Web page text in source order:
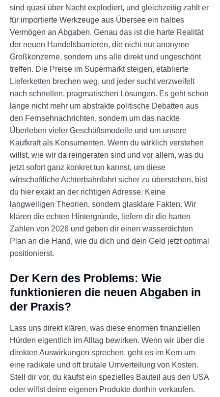
sind quasi über Nacht explodiert, und gleichzeitig zahlt er
für importierte Werkzeuge aus Übersee ein halbes
Vermögen an Abgaben. Genau das ist die harte Realität
der neuen Handelsbarrieren, die nicht nur anonyme
Großkonzerne, sondern uns alle direkt und ungeschönt
treffen. Die Preise im Supermarkt steigen, etablierte
Lieferketten brechen weg, und jeder sucht verzweifelt
nach schnellen, pragmatischen Lösungen. Es geht schon
lange nicht mehr um abstrakte politische Debatten aus
den Fernsehnachrichten, sondern um das nackte
Überleben vieler Geschäftsmodelle und um unsere
Kaufkraft als Konsumenten. Wenn du wirklich verstehen
willst, wie wir da reingeraten sind und vor allem, was du
jetzt sofort ganz konkret tun kannst, um diese
wirtschaftliche Achterbahnfahrt sicher zu überstehen, bist
du hier exakt an der richtigen Adresse. Keine
langweiligen Theorien, sondern glasklare Fakten. Wir
klären die echten Hintergründe, liefern dir die harten
Zahlen von 2026 und geben dir einen wasserdichten
Plan an die Hand, wie du dich und dein Geld jetzt optimal
positionierst.
Der Kern des Problems: Wie
funktionieren die neuen Abgaben in
der Praxis?
Lass uns direkt klären, was diese enormen finanziellen
Hürden eigentlich im Alltag bewirken. Wenn wir über die
direkten Auswirkungen sprechen, geht es im Kern um
eine radikale und oft brutale Umverteilung von Kosten.
Stell dir vor, du kaufst ein spezielles Bauteil aus den USA
oder willst deine eigenen Produkte dorthin verkaufen.